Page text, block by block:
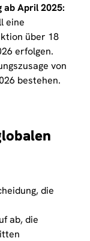
April 2025:
eine
über 18
erfolgen.
von
bestehen.
die
ab, die